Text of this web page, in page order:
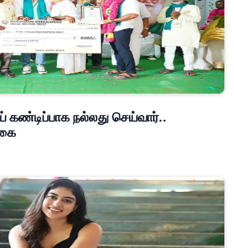
கண்டிப்பாக நல்லது செய்வார்..